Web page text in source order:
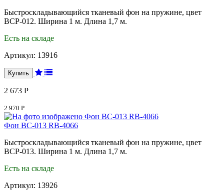
Быстроскладывающийся тканевый фон на пружине, цвет
BCP-012. Ширина 1 м. Длина 1,7 м.
Есть на складе
Артикул: 13916
2 673 Р
2 970 Р
Фон BC-013 RB-4066
Быстроскладывающийся тканевый фон на пружине, цвет
BCP-013. Ширина 1 м. Длина 1,7 м.
Есть на складе
Артикул: 13926